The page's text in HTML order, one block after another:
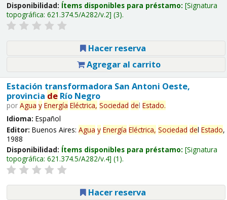
Disponibilidad: Ítems disponibles para préstamo: Signatura
topográfica: 621.374.5/A282/v.2 (3).
Hacer reserva
Agregar al carrito
Estación transformadora San Antoni Oeste,
provincia deRío Negro
por Agua y Energía Eléctrica, Sociedad del Estado.
Idioma: Español
Editor: Buenos Aires: Agua y Energía Eléctrica, Sociedad del Estado,
1988
Disponibilidad: Ítems disponibles para préstamo: Signatura
topográfica: 621.374.5/A282/v.4 (1).
Hacer reserva